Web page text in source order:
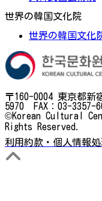
世界の韓国文化院
世界の韓国文化
〒160-0004 東京都
5970 FAX：03-
©Korean Cultural
Rights Reserved.
利用約款・個人情報